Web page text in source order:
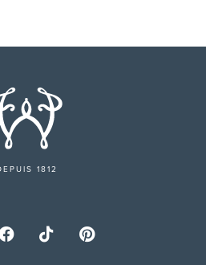
1812